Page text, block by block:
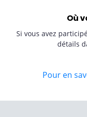
Où
Si vous avez
détails
Pour en